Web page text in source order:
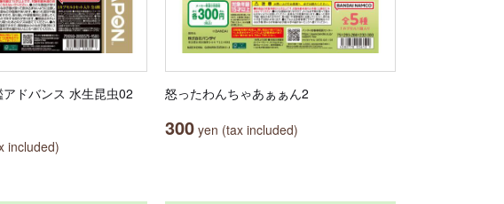
ドバンス 水生昆虫02
included)
怒ったわんちゃあぁぁん2
300 yen (tax included)